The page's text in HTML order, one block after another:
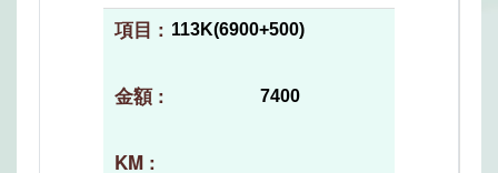
113K(6900+500)
7400